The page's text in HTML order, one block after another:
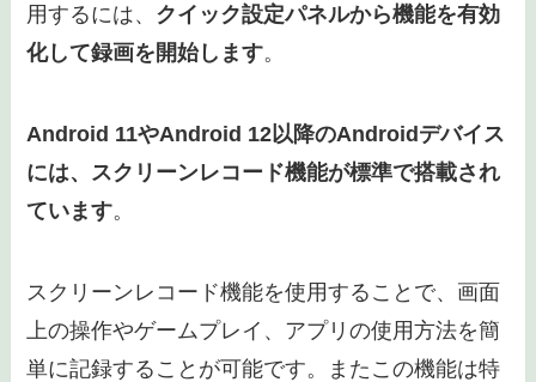
用するには、 クイック設定パネルから機能を有効
化して録画を開始します。
Android 11やAndroid 12以降のAndroidデバイス
には、スクリーンレコード機能が標準で搭載され
ています。
スクリーンレコード機能を使用することで、画面
上の操作やゲームプレイ、アプリの使用方法を簡
単に記録することが可能です。またこの機能は特